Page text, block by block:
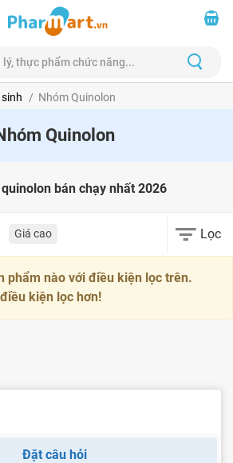
Nhóm Quinolon
Quinolon
bán chạy nhất 2026
Giá cao Lọc
phẩm nào với điều kiện lọc trên.
kiện lọc hơn!
Đặt câu hỏi